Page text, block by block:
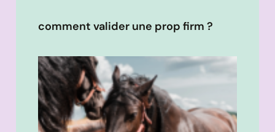
comment valider une prop firm ?